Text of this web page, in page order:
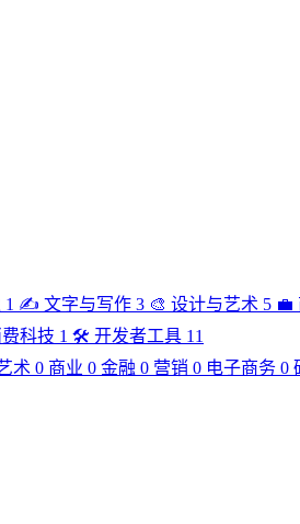
1 ✍️ 文字与写作 3 🎨 设计与艺术 5 💼
科技 1 🛠️ 开发者工具 11
术 0 商业 0 金融 0 营销 0 电子商务 0